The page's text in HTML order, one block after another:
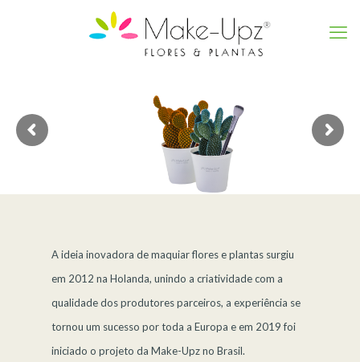
A ideia inovadora de maquiar flores e plantas surgiu
em 2012 na Holanda, unindo a criatividade com a
qualidade dos produtores parceiros, a experiência se
tornou um sucesso por toda a Europa e em 2019 foi
iniciado o projeto da Make-Upz no Brasil.